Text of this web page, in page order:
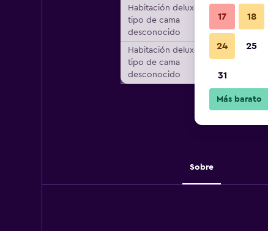
Habitación deluxe,
tipo de cama
desconocido
Habitación deluxe,
tipo de cama
desconocido
Sobre
17 18
24 25
31
Más barato